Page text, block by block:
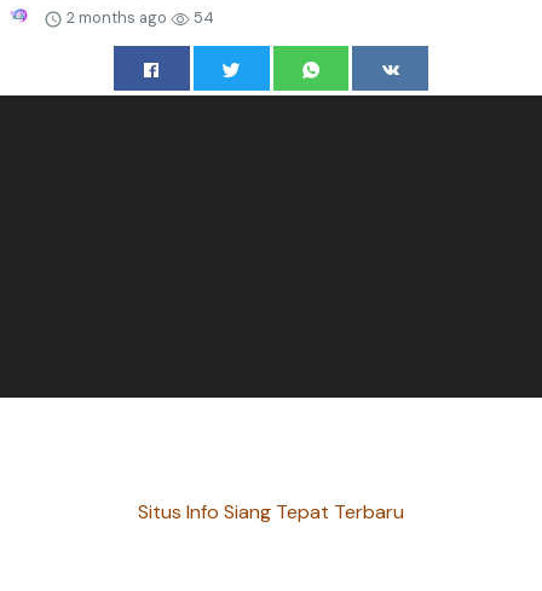
2 months ago 54
Situs Info Siang Tepat Terbaru